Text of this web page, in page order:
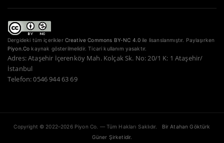
Dergideki tüm içerikler Creative Commons BY-NC 4.0 ile lisanslanmıştır. Paylaşırken
Piyon.Co kaynak gösterilmelidir. Ticari kullanım yasaktır.
Adres: Ataşehir İçerenköy Mah. Kolçak Sk. No: 20/1 K: 1 Ataşehir/
İstanbul
Telefon: 0546 944 63 69
Copyright © 2022–2026 Piyon Co. — Tüm Hakları Saklıdır.
Bir Atahan Göktürk
Güner Şirketidir.